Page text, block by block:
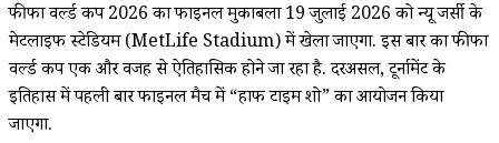
फीफा वर्ल्ड कप 2026 का फाइनल मुकाबला 19 जुलाई 2026 को न्यू जर्सी के
मेटलाइफ स्टेडियम (MetLife Stadium) में खेला जाएगा. इस बार का फीफा
वर्ल्ड कप एक और वजह से ऐतिहासिक होने जा रहा है. दरअसल, टूर्नामेंट के
इतिहास में पहली बार फाइनल मैच में “हाफ टाइम शो” का आयोजन किया
जाएगा.